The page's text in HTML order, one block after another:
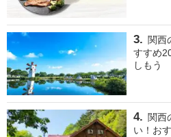
関西
すすめ
しもう
関西
い！お